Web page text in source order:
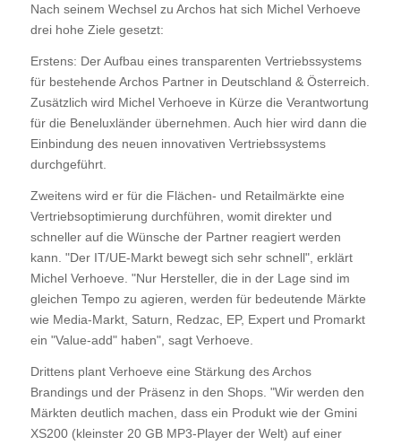
Nach seinem Wechsel zu Archos hat sich Michel Verhoeve
drei hohe Ziele gesetzt:
Erstens: Der Aufbau eines transparenten Vertriebssystems
für bestehende Archos Partner in Deutschland & Österreich.
Zusätzlich wird Michel Verhoeve in Kürze die Verantwortung
für die Beneluxländer übernehmen. Auch hier wird dann die
Einbindung des neuen innovativen Vertriebssystems
durchgeführt.
Zweitens wird er für die Flächen- und Retailmärkte eine
Vertriebsoptimierung durchführen, womit direkter und
schneller auf die Wünsche der Partner reagiert werden
kann. "Der IT/UE-Markt bewegt sich sehr schnell", erklärt
Michel Verhoeve. "Nur Hersteller, die in der Lage sind im
gleichen Tempo zu agieren, werden für bedeutende Märkte
wie Media-Markt, Saturn, Redzac, EP, Expert und Promarkt
ein "Value-add" haben", sagt Verhoeve.
Drittens plant Verhoeve eine Stärkung des Archos
Brandings und der Präsenz in den Shops. "Wir werden den
Märkten deutlich machen, dass ein Produkt wie der Gmini
XS200 (kleinster 20 GB MP3-Player der Welt) auf einer